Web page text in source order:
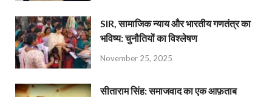
SIR, सामाजिक न्याय और भारतीय गणतंत्र का
भविष्य: चुनौतियों का विश्लेषण
November 25, 2025
सीताराम सिंह: समाजवाद का एक आफ़ताब